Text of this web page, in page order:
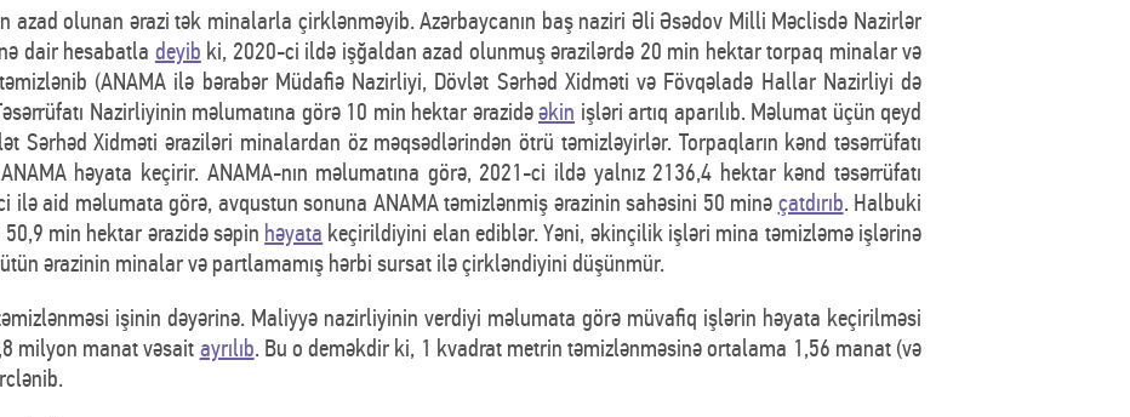
azad olunan ərazi tək minalarla çirklənməyib. Azərbaycanın baş naziri Əli Əsədov Milli Məclisdə Nazirlər
dair hesabatla deyib ki, 2020-ci ildə işğaldan azad olunmuş ərazilərdə 20 min hektar torpaq minalar və
(ANAMA ilə bərabər Müdafiə Nazirliyi, Dövlət Sərhəd Xidməti və Fövqəladə Hallar Nazirliyi də
Nazirliyinin məlumatına görə 10 min hektar ərazidəəkin işləri artıq aparılıb. Məlumat üçün qeyd
Sərhəd Xidməti əraziləri minalardan öz məqsədlərindən ötrü təmizləyirlər. Torpaqların kənd təsərrüfatı
həyata keçirir. ANAMA-nın məlumatına görə, 2021-ci ildə yalnız 2136,4 hektar kənd təsərrüfatı
ilə aid məlumata görə, avqustun sonuna ANAMA təmizlənmiş ərazinin sahəsini 50 minə çatdırıb. Halbuki
50,9 min hektar ərazidə səpin həyata keçirildiyini elan ediblər. Yəni, əkinçilik işləri mina təmizləmə işlərinə
ərazinin minalar və partlamamış hərbi sursat ilə çirkləndiyini düşünmür.
işinin dəyərinə. Maliyyə nazirliyinin verdiyi məlumata görə müvafiq işlərin həyata keçirilməsi
milyon manat vəsait ayrılıb. Bu o deməkdir ki, 1 kvadrat metrin təmizlənməsinə ortalama 1,56 manat (və